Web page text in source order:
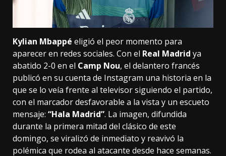
Kylian Mbappé eligió el peor momento para
aparecer en redes sociales. Con el Real Madrid ya
abatido 2-0 en el Camp Nou, el delantero francés
publicó en su cuenta de Instagram una historia en la
que se lo veía frente al televisor siguiendo el partido,
con el marcador desfavorable a la vista y un escueto
mensaje: “Hala Madrid”. La imagen, difundida
durante la primera mitad del clásico de este
domingo, se viralizó de inmediato y reavivó la
polémica que rodea al atacante desde hace semanas.